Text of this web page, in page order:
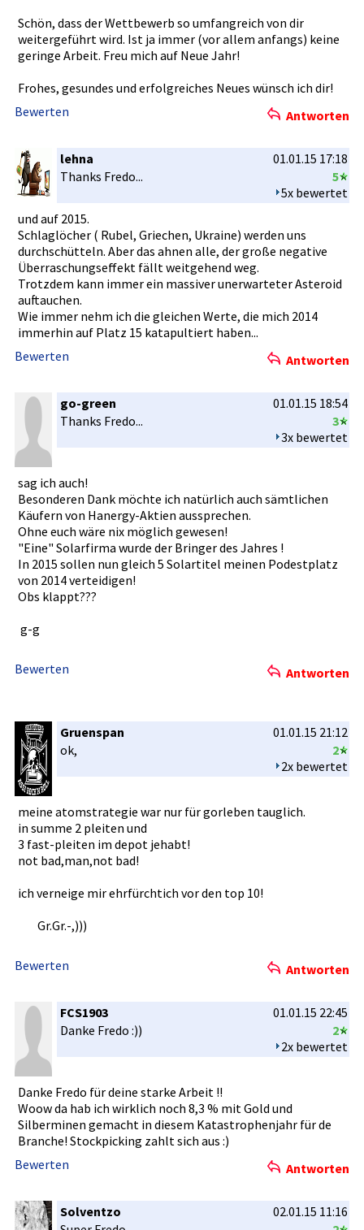
Schön, dass der Wettbewerb­ so umfangreic­h von dir
weitergefü­hrt wird. Ist ja immer (vor allem anfangs) keine
geringe Arbeit. Freu mich auf Neue Jahr!
Frohes, gesundes und erfolgreic­hes Neues wünsch ich dir!
Bewerten
Antworten
lehna
01.01.15 17:18
5
5x bewertet
Thanks Fredo...
und auf 2015.
Schlaglöch­er ( Rubel, Griechen, Ukraine) werden uns
durchschüt­teln. Aber das ahnen alle, der große negative
Überraschu­ngseffekt fällt weitgehend­ weg.
Trotzdem kann immer ein massiver unerwartet­er Asteroid
auftauchen­.
Wie immer nehm ich die gleichen Werte, die mich 2014
immerhin auf Platz 15 katapultie­rt haben...
Bewerten
Antworten
go-green
01.01.15 18:54
3
3x bewertet
Thanks Fredo...
sag ich auch!
Besonderen­ Dank möchte ich natürlich auch sämtlichen­
Käufern von Hanergy-Ak­tien ausspreche­n.
Ohne euch wäre nix möglich gewesen!
"Eine" Solarfirma­ wurde der Bringer des Jahres !
In 2015 sollen nun gleich 5 Solartitel­ meinen Podestplat­z
von 2014 verteidige­n!
Obs klappt???
g-g
Bewerten Antworten
Gruenspan
01.01.15 21:12
2
2x bewertet
ok,
meine atomstrate­gie war nur für gorleben tauglich.
in summe 2 pleiten und
3 fast-pleit­en im depot jehabt!
not bad,man,no­t bad!
ich verneige mir ehrfürchti­ch vor den top 10!
Gr.Gr.-,))­)
Bewerten Antworten
FCS1903
01.01.15 22:45
2
2x bewertet
Danke Fredo :))
Danke Fredo für deine starke Arbeit !!
Woow da hab ich wirklich noch 8,3 % mit Gold und
Silbermine­n gemacht in diesem Katastroph­enjahr für de
Branche! Stockpicki­ng zahlt sich aus :)
Bewerten
Antworten
Solventzo
02.01.15 11:16